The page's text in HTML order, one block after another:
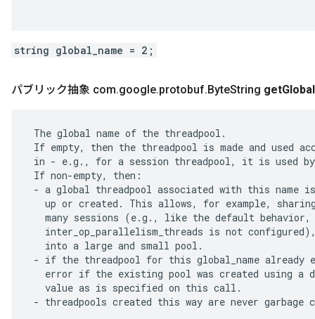
string global_name = 2;
パブリック抽象 com.google.protobuf.ByteString getGlobal
The global name of the threadpool.
If empty, then the threadpool is made and used
in - e.g., for a session threadpool, it is used
If non-empty, then:
- a global threadpool associated with this name
up or created. This allows, for example,
many sessions (e.g., like the default behavior,
inter_op_parallelism_threads is not
   into a large and small pool.
- if the threadpool for this global_name
error if the existing pool was created using a
   value as is specified on this call.
- threadpools created this way are never garbage